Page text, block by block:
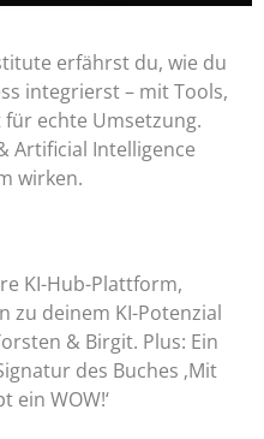
erfährst du, wie du
integrierst – mit Tools,
echte Umsetzung.
Artificial Intelligence
wirken.
KI-Hub-Plattform,
zu deinem KI-Potenzial
& Birgit. Plus: Ein
des Buches ‚Mit
ein WOW!‘